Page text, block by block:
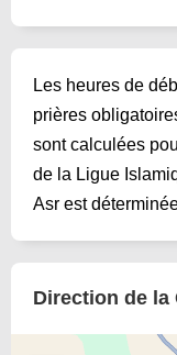
Les heures de
prières
sont calculées
de la Ligue
Asr est
Direction de